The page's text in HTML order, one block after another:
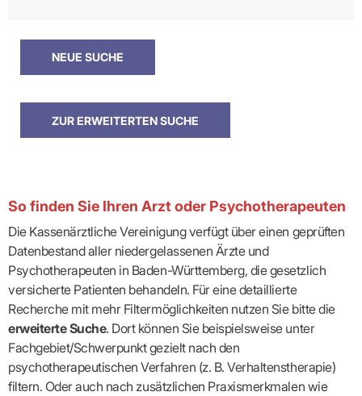
So finden Sie Ihren Arzt oder Psychotherapeuten
Die Kassenärztliche Vereinigung verfügt über einen geprüften
Datenbestand aller niedergelassenen Ärzte und
Psychotherapeuten in Baden-Württemberg, die gesetzlich
versicherte Patienten behandeln. Für eine detaillierte
Recherche mit mehr Filtermöglichkeiten nutzen Sie bitte die
erweiterte Suche. Dort können Sie beispielsweise unter
Fachgebiet/Schwerpunkt gezielt nach den
psychotherapeutischen Verfahren (z. B. Verhaltenstherapie)
filtern. Oder auch nach zusätzlichen Praxismerkmalen wie